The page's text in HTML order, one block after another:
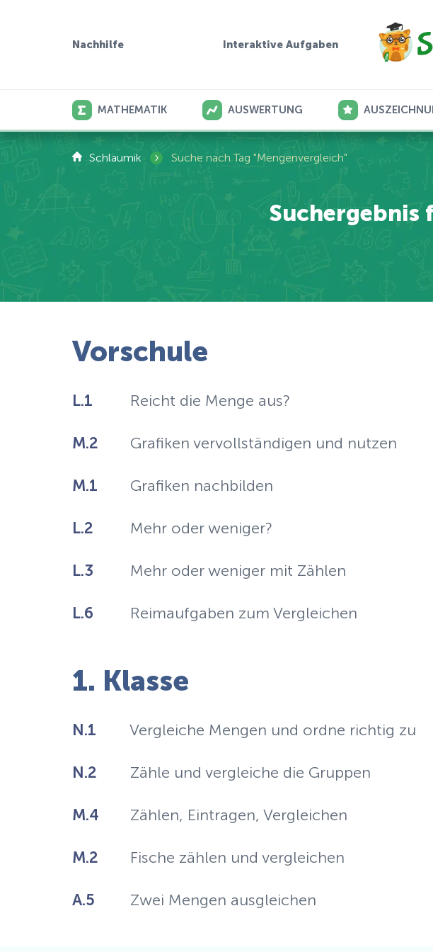
Nachhilfe Interaktive Aufgaben
MATHEMATIK AUSWERTUNG
Schlaumik › Suche nach Tag "Mengenvergleich"
Suchergebnis
Vorschule
L.1 Reicht die Menge aus?
M.2 Grafiken vervollständigen und nutzen
M.1 Grafiken nachbilden
L.2 Mehr oder weniger?
L.3 Mehr oder weniger mit Zählen
L.6 Reimaufgaben zum Vergleichen
1. Klasse
N.1 Vergleiche Mengen und ordne richtig zu
N.2 Zähle und vergleiche die Gruppen
M.4 Zählen, Eintragen, Vergleichen
M.2 Fische zählen und vergleichen
A.5 Zwei Mengen ausgleichen